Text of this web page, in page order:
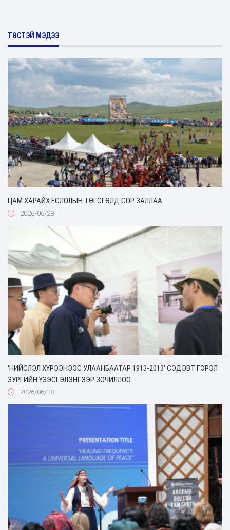
ТӨСТЭЙ МЭДЭЭ
ЦАМ ХАРАЙХ ЁСЛОЛЫН ТӨГСГӨЛД СОР ЗАЛЛАА
2026/06/28
'НИЙСЛЭЛ ХҮРЭЭНЭЭС УЛААНБААТАР 1913-2013' СЭДЭВТ ГЭРЭЛ
ЗУРГИЙН ҮЗЭСГЭЛЭНГЭЭР ЗОЧИЛЛОО
2026/06/28